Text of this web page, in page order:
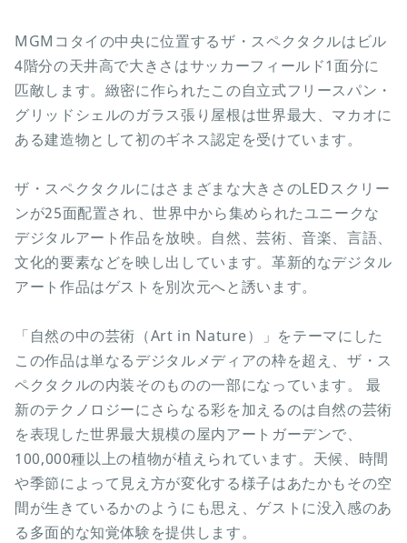
MGMコタイの中央に位置するザ・スペクタクルはビル
4階分の天井高で大きさはサッカーフィールド1面分に
匹敵します。緻密に作られたこの自立式フリースパン・
グリッドシェルのガラス張り屋根は世界最大、マカオに
ある建造物として初のギネス認定を受けています。
ザ・スペクタクルにはさまざまな大きさのLEDスクリー
ンが25面配置され、世界中から集められたユニークな
デジタルアート作品を放映。自然、芸術、音楽、言語、
文化的要素などを映し出しています。革新的なデジタル
アート作品はゲストを別次元へと誘います。
「自然の中の芸術（Art in Nature）」をテーマにした
この作品は単なるデジタルメディアの枠を超え、ザ・ス
ペクタクルの内装そのものの一部になっています。 最
新のテクノロジーにさらなる彩を加えるのは自然の芸術
を表現した世界最大規模の屋内アートガーデンで、
100,000種以上の植物が植えられています。天候、時間
や季節によって見え方が変化する様子はあたかもその空
間が生きているかのようにも思え、ゲストに没入感のあ
る多面的な知覚体験を提供します。